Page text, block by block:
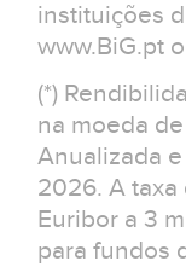
instituições
www.BiG.pt
(*)
na moeda
Anualizada
2026. A
Euribor a 3
para fundos